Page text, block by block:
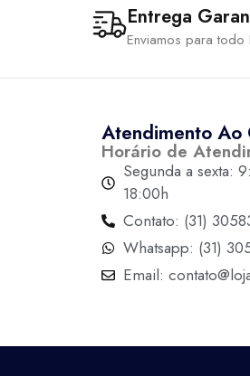
Entrega
Enviamos para todo
Atendimento Ao
Horário de
Segunda a sexta:
18:00h
Contato: (31)
Whatsapp: (31)
Email: